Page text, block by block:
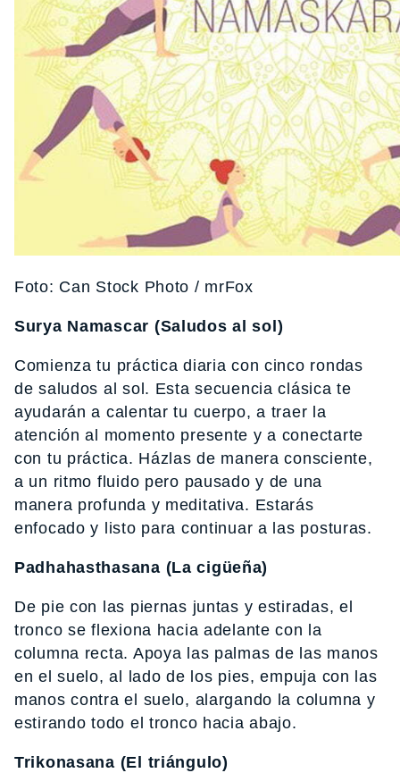
Foto: Can Stock Photo / mrFox
Surya Namascar (Saludos al sol)
Comienza tu práctica diaria con cinco rondas
de saludos al sol. Esta secuencia clásica te
ayudarán a calentar tu cuerpo, a traer la
atención al momento presente y a conectarte
con tu práctica. Házlas de manera consciente,
a un ritmo fluido pero pausado y de una
manera profunda y meditativa. Estarás
enfocado y listo para continuar a las posturas.
Padhahasthasana (La cigüeña)
De pie con las piernas juntas y estiradas, el
tronco se flexiona hacia adelante con la
columna recta. Apoya las palmas de las manos
en el suelo, al lado de los pies, empuja con las
manos contra el suelo, alargando la columna y
estirando todo el tronco hacia abajo.
Trikonasana (El triángulo)